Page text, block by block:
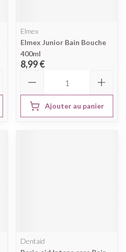
Elmex
Elmex Junior Bain Bouche
400ml
8,99 €
Ajouter au panier
Dentaid